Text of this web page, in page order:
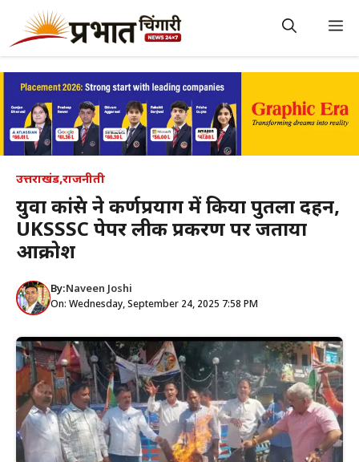
content
उत्तराखंड,राजनीती
युवा कांग्रेस ने कर्णप्रयाग में किया पुतला दहन,
UKSSSC पेपर लीक प्रकरण पर जताया
आक्रोश
By:Naveen Joshi
On: Wednesday, September 24, 2025 7:58 PM